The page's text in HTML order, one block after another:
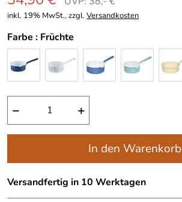
inkl. 19% MwSt., zzgl.Versandkosten
Farbe : Früchte
− +
In den Warenkorb
Versandfertig in 10 Werktagen